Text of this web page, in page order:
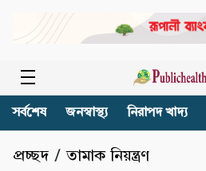
সর্বশেষ জনস্বাস্থ্য নিরাপদ খাদ্য
প্রচ্ছদ /তামাক নিয়ন্ত্রণ